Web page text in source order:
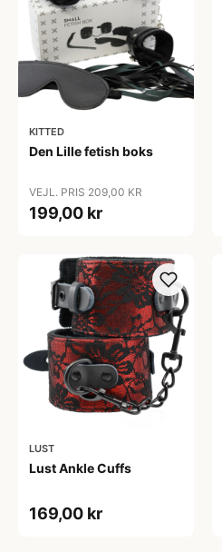
KITTED
Den Lille fetish boks
VEJL. PRIS 209,00 KR
199,00 kr
LUST
Lust Ankle Cuffs
169,00 kr